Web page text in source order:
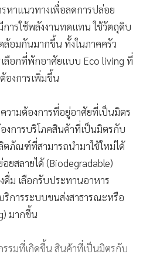
หาแนวทางเพื่อลดการปล่อย
ารใช้พลังงานทดแทน ใช้วัตถุดิบ
ล้อมกันมากขึ้น ทั้งในภาคครัว
เลือกที่พักอาศัยแบบ Eco living ที่
องการเพิ่มขึ้น
วามต้องการที่อยู่อาศัยที่เป็นมิตร
งการบริโภคสินค้าที่เป็นมิตรกับ
ตภัณฑ์ที่สามารถนำมาใช้ใหม่ได้
สลายได้ (Biodegradable)
ดื่ม เลือกรับประทานอาหาร
ริการระบบขนส่งสาธารณะหรือ
มากขึ้น
รมที่เกิดขึ้น สินค้าที่เป็นมิตรกับ